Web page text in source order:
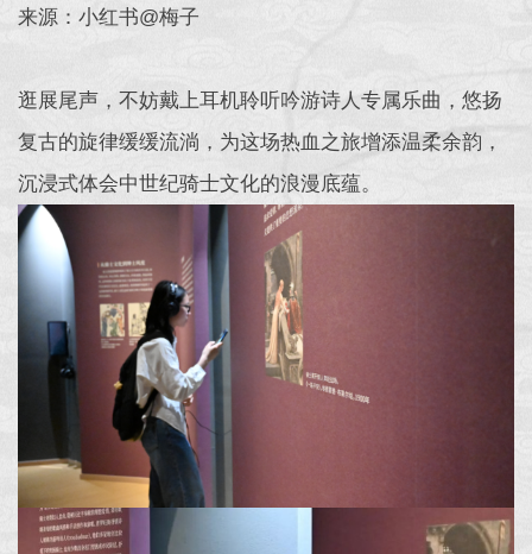
来源：小红书@梅子
逛展尾声，不妨戴上耳机聆听吟游诗人专属乐曲，悠扬
复古的旋律缓缓流淌，为这场热血之旅增添温柔余韵，
沉浸式体会中世纪骑士文化的浪漫底蕴。